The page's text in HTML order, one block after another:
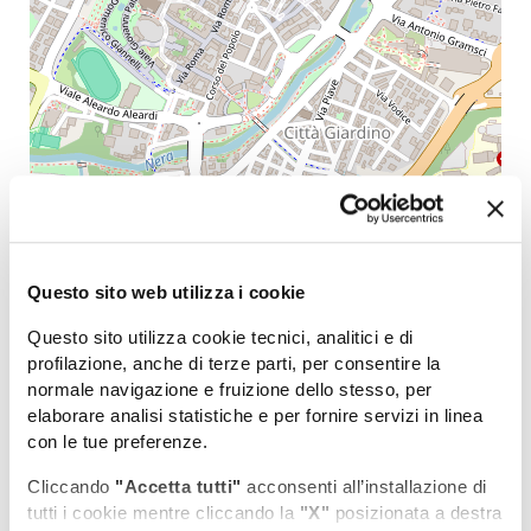
Questo sito web utilizza i cookie
Questo sito utilizza cookie tecnici, analitici e di
profilazione, anche di terze parti, per consentire la
normale navigazione e fruizione dello stesso, per
elaborare analisi statistiche e per fornire servizi in linea
con le tue preferenze.
Cliccando "Accetta tutti" acconsenti all’installazione di
tutti i cookie mentre cliccando la "X" posizionata a destra
Leaflet | Map data (c)OpenStreetMap contributors
Potrebbe interessarti anche...
COSA VEDERE